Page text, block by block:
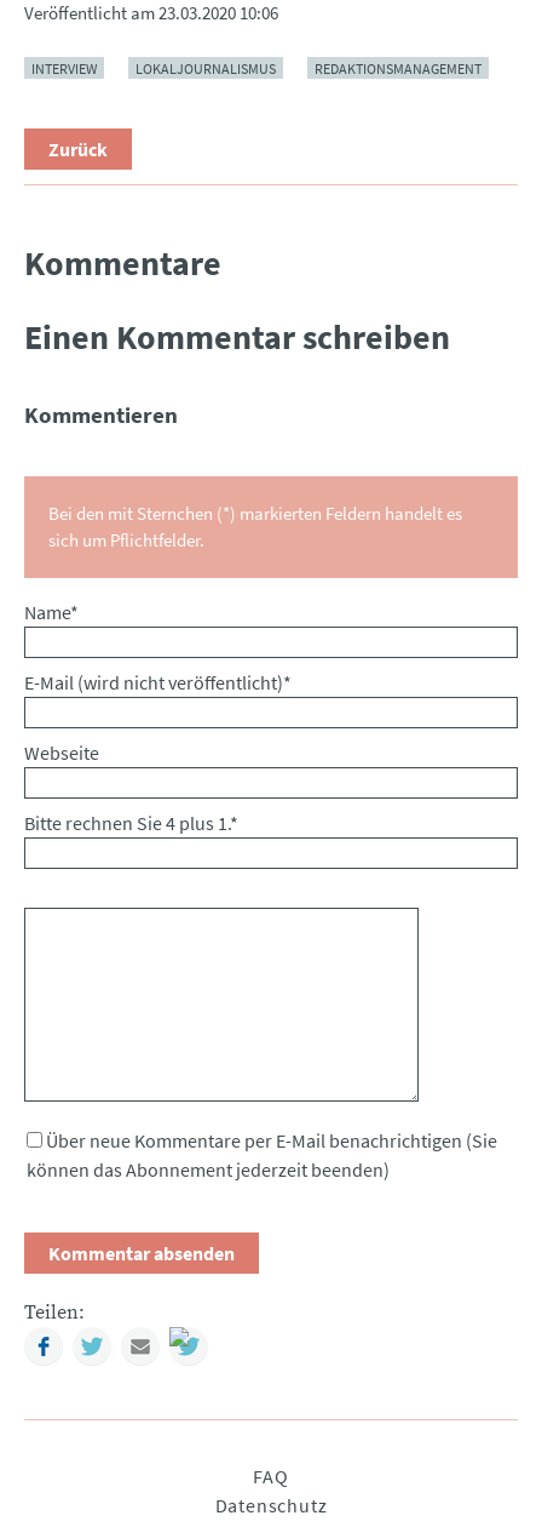
Veröffentlicht am23.03.2020 10:06
INTERVIEW LOKALJOURNALISMUS REDAKTIONSMANAGEMENT
Zurück
Kommentare
Einen Kommentar schreiben
Kommentieren
Bei den mit Sternchen (*) markierten Feldern handelt es
sich um Pflichtfelder.
Pflichtfeld
Name*
Pflichtfeld
E-Mail (wird nicht veröffentlicht)*
Webseite
Bitte rechnen Sie 4 plus 1.*
Über neue Kommentare per E-Mail benachrichtigen (Sie
können das Abonnement jederzeit beenden)
Teilen:
FacebookTwitterMail
FAQ
Datenschutz